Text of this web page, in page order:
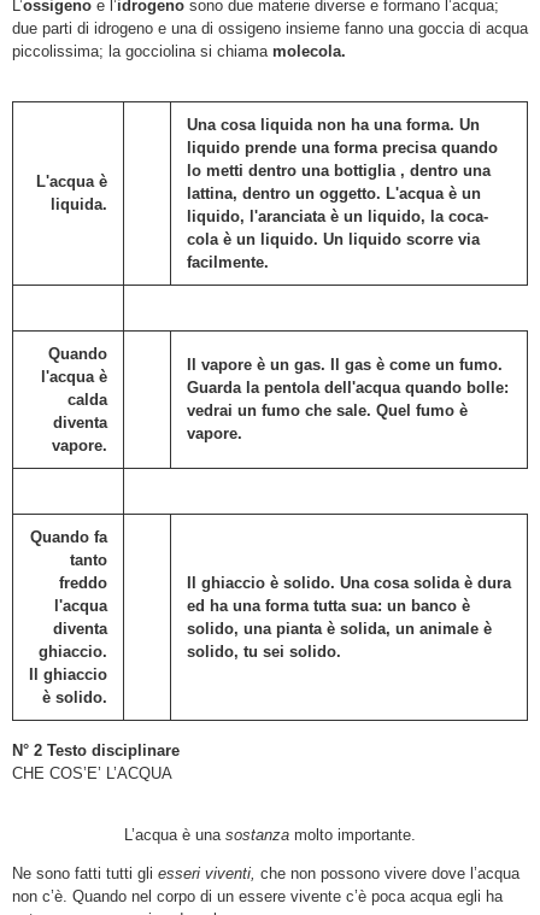
L’ossigeno e l’idrogeno sono due materie diverse e formano l’acqua;
due parti di idrogeno e una di ossigeno insieme fanno una goccia di acqua
piccolissima; la gocciolina si chiama molecola.
L'acqua è
liquida.
Una cosa liquida non ha una forma. Un
liquido prende una forma precisa quando
lo metti dentro una bottiglia , dentro una
lattina, dentro un oggetto. L'acqua è un
liquido, l'aranciata è un liquido, la coca-
cola è un liquido. Un liquido scorre via
facilmente.
Quando
l'acqua è
calda
diventa
vapore.
Il vapore è un gas. Il gas è come un fumo.
Guarda la pentola dell'acqua quando bolle:
vedrai un fumo che sale. Quel fumo è
vapore.
Quando fa
tanto
freddo
l'acqua
diventa
ghiaccio.
Il ghiaccio
è solido.
Il ghiaccio è solido. Una cosa solida è dura
ed ha una forma tutta sua: un banco è
solido, una pianta è solida, un animale è
solido, tu sei solido.
N° 2 Testo disciplinare
CHE COS’E’ L’ACQUA
L’acqua è una sostanza molto importante.
Ne sono fatti tutti gli esseri viventi, che non possono vivere dove l’acqua
non c’è. Quando nel corpo di un essere vivente c’è poca acqua egli ha